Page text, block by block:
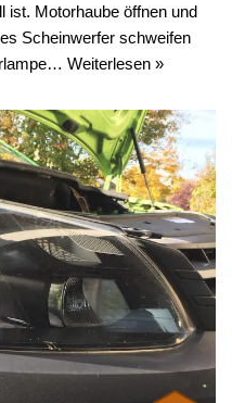
ist. Motorhaube öffnen und
Scheinwerfer schweifen
Weiterlesen »